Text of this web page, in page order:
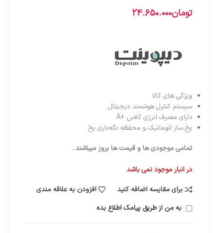
تومان24.650.000
ویژگی های کالا
سیستم کنترل هوشمند دیجیتال
دارای مصرف انرژی کلاس +A
یخ‌ ساز اتوماتیک و محفظه نگه‌داری یخ
تمامی موجودی ها و قیمت ها بروز میباشند .
در انبار موجود نمی باشد
برای مقایسه اضافه کنید
افزودن به علاقه مندی
به من از طریق پیامک اطلاع بده